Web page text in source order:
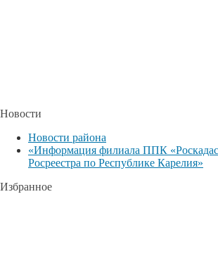
Новости
Новости района
«Информация филиала ППК
Росреестра по Республике Карелия»
Избранное